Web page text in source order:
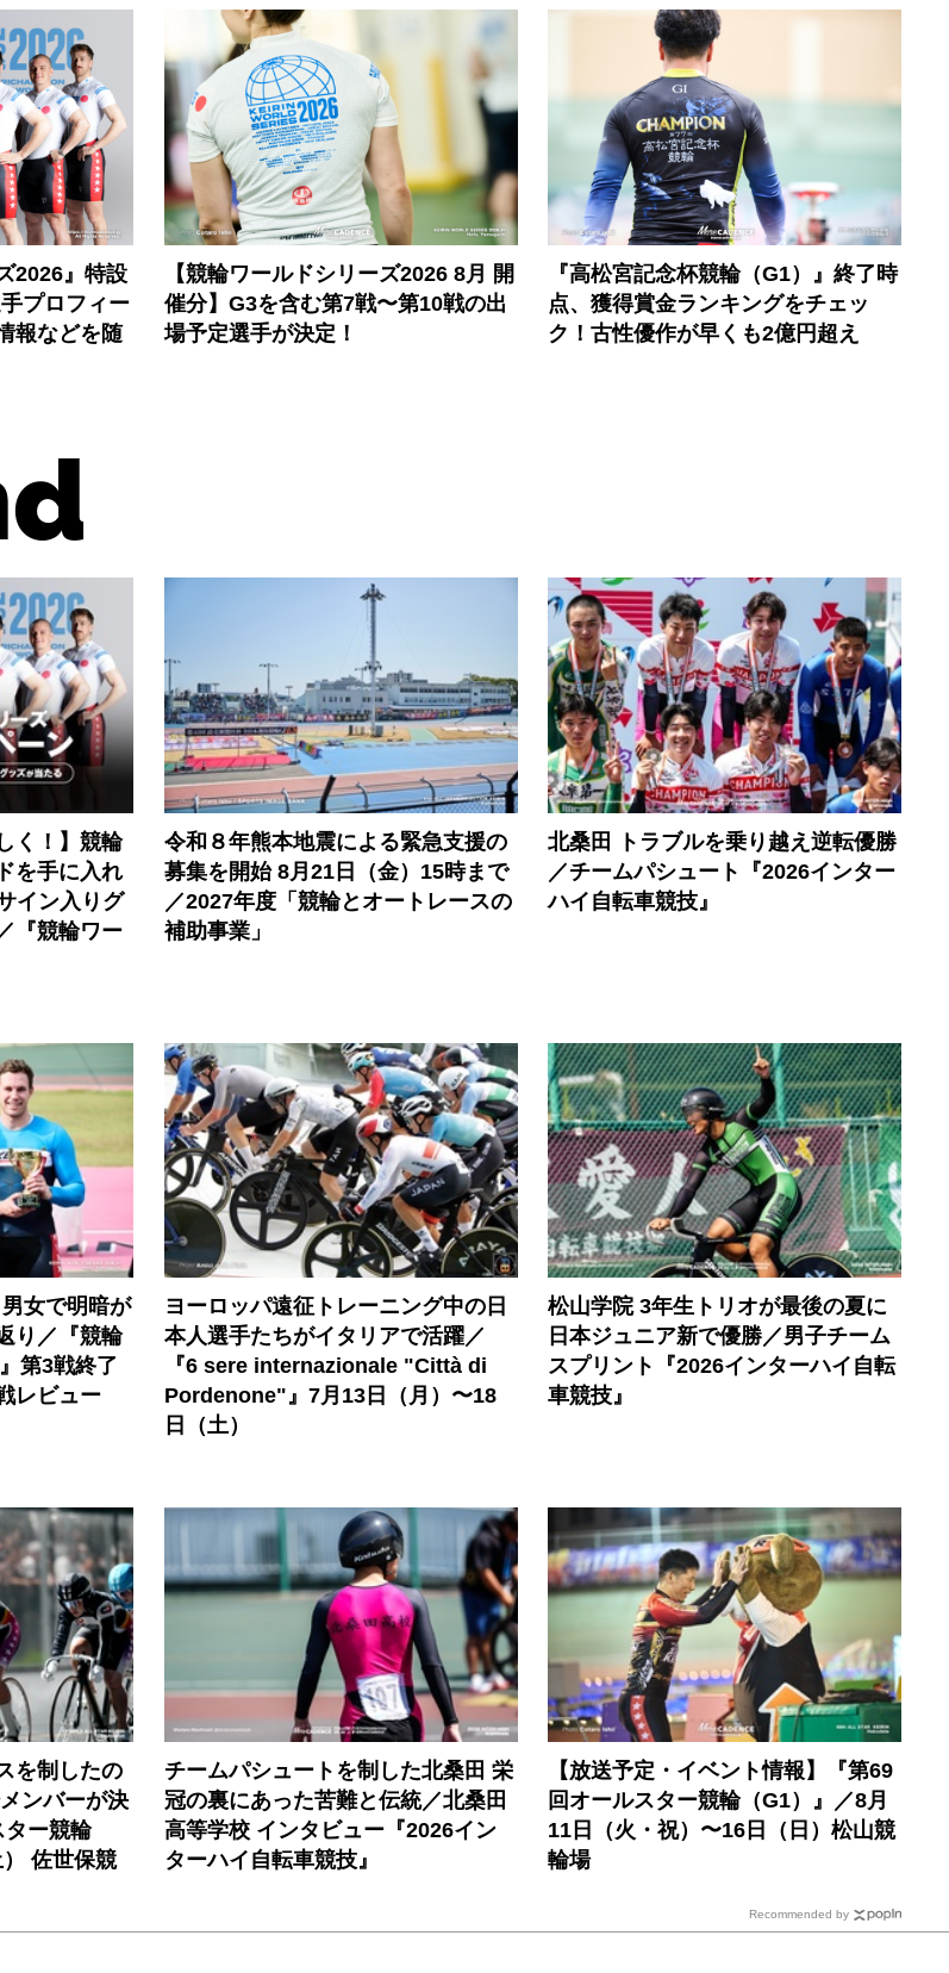
2026』特設
プロフィー
報などを随
【競輪ワールドシリーズ2026 8月 開
催分】G3を含む第7戦〜第10戦の出
場予定選手が決定！
『高松宮記念杯競輪（G1）』終了時
点、獲得賞金ランキングをチェッ
ク！古性優作が早くも2億円超え
く！】競輪
を手に入れ
イン入りグ
『競輪ワー
令和８年熊本地震による緊急支援の
募集を開始 8月21日（金）15時まで
／2027年度「競輪とオートレースの
補助事業」
北桑田 トラブルを乗り越え逆転優勝
／チームパシュート『2026インター
ハイ自転車競技』
女で明暗が
り／『競輪
第3戦終了
レビュー
ヨーロッパ遠征トレーニング中の日
本人選手たちがイタリアで活躍／
『6 sere internazionale "Città di
Pordenone"』7月13日（月）〜18
日（土）
松山学院 3年生トリオが最後の夏に
日本ジュニア新で優勝／男子チーム
スプリント『2026インターハイ自転
車競技』
を制したの
ンバーが決
ター競輪
） 佐世保競
チームパシュートを制した北桑田 栄
冠の裏にあった苦難と伝統／北桑田
高等学校 インタビュー『2026イン
ターハイ自転車競技』
【放送予定・イベント情報】『第69
回オールスター競輪（G1）』／8月
11日（火・祝）〜16日（日）松山競
輪場
Recommended by